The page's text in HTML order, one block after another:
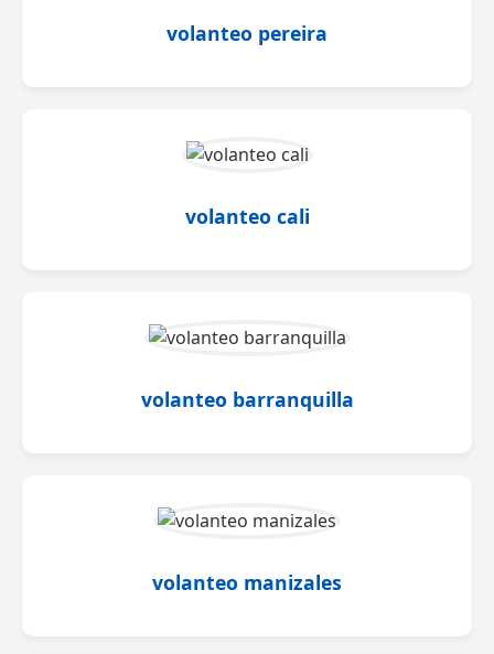
volanteo pereira
volanteo cali
volanteo barranquilla
volanteo manizales